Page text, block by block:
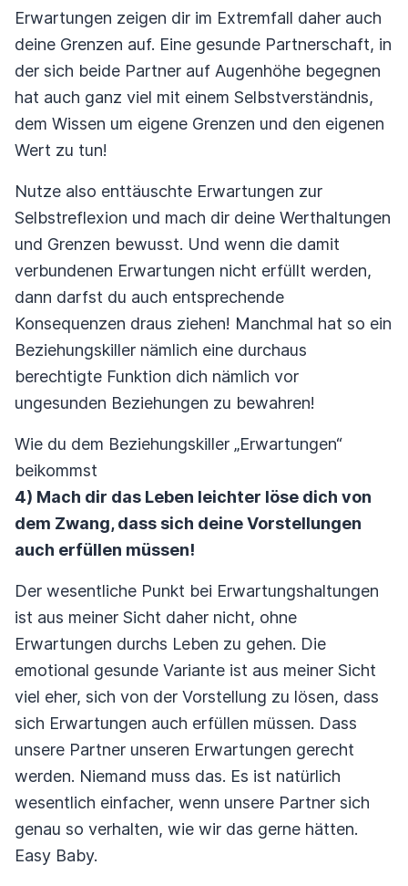
Erwartungen zeigen dir im Extremfall daher auch
deine Grenzen auf. Eine gesunde Partnerschaft, in
der sich beide Partner auf Augenhöhe begegnen
hat auch ganz viel mit einem Selbstverständnis,
dem Wissen um eigene Grenzen und den eigenen
Wert zu tun!
Nutze also enttäuschte Erwartungen zur
Selbstreflexion und mach dir deine Werthaltungen
und Grenzen bewusst. Und wenn die damit
verbundenen Erwartungen nicht erfüllt werden,
dann darfst du auch entsprechende
Konsequenzen draus ziehen! Manchmal hat so ein
Beziehungskiller nämlich eine durchaus
berechtigte Funktion dich nämlich vor
ungesunden Beziehungen zu bewahren!
Wie du dem Beziehungskiller „Erwartungen“
beikommst
4) Mach dir das Leben leichter löse dich von
dem Zwang, dass sich deine Vorstellungen
auch erfüllen müssen!
Der wesentliche Punkt bei Erwartungshaltungen
ist aus meiner Sicht daher nicht, ohne
Erwartungen durchs Leben zu gehen. Die
emotional gesunde Variante ist aus meiner Sicht
viel eher, sich von der Vorstellung zu lösen, dass
sich Erwartungen auch erfüllen müssen. Dass
unsere Partner unseren Erwartungen gerecht
werden. Niemand muss das. Es ist natürlich
wesentlich einfacher, wenn unsere Partner sich
genau so verhalten, wie wir das gerne hätten.
Easy Baby.